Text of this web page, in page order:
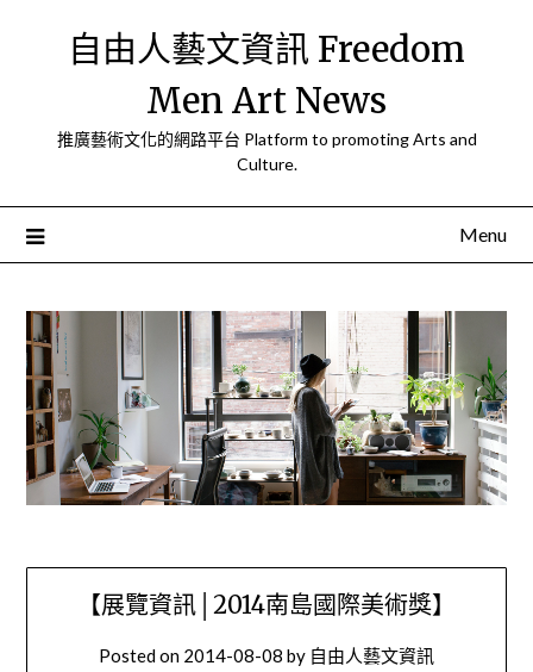
自由人藝文資訊 Freedom
Men Art News
推廣藝術文化的網路平台 Platform to promoting Arts and
Culture.
Menu
【展覽資訊│2014南島國際美術獎】
Posted on 2014-08-08 by 自由人藝文資訊